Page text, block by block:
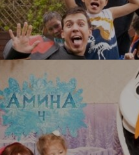
УЗНАТЬ БОЛЬШЕ
Как приручить